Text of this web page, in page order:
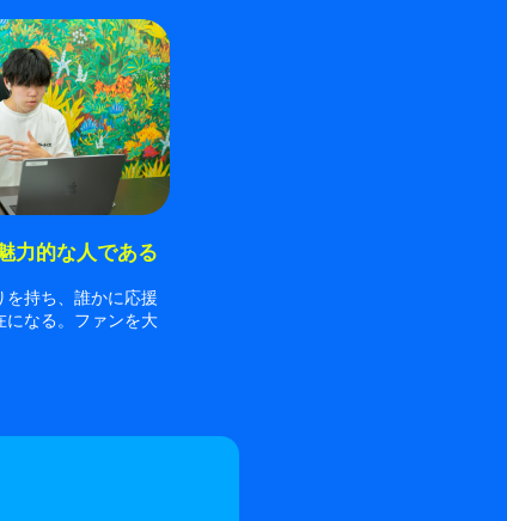
力的な人である
を持ち、誰かに応援
になる。ファンを大